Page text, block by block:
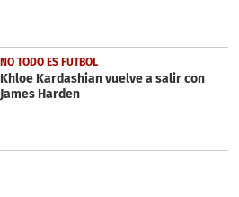
NO TODO ES FUTBOL
Khloe Kardashian vuelve a salir con
James Harden